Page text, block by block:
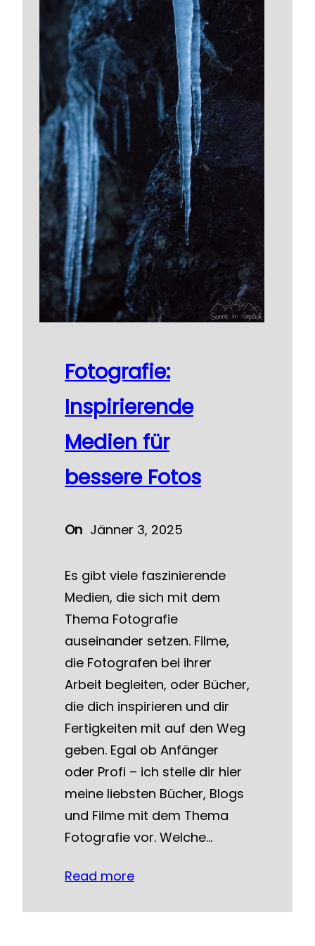
Fotografie:
Inspirierende
Medien für
bessere Fotos
On Jänner 3, 2025
Es gibt viele faszinierende
Medien, die sich mit dem
Thema Fotografie
auseinander setzen. Filme,
die Fotografen bei ihrer
Arbeit begleiten, oder Bücher,
die dich inspirieren und dir
Fertigkeiten mit auf den Weg
geben. Egal ob Anfänger
oder Profi – ich stelle dir hier
meine liebsten Bücher, Blogs
und Filme mit dem Thema
Fotografie vor. Welche…
Read more